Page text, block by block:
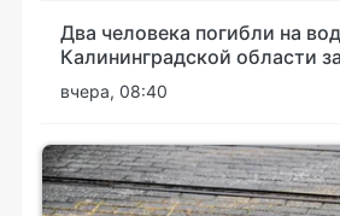
Два человека погибли на
Калининградской области
вчера, 08:40